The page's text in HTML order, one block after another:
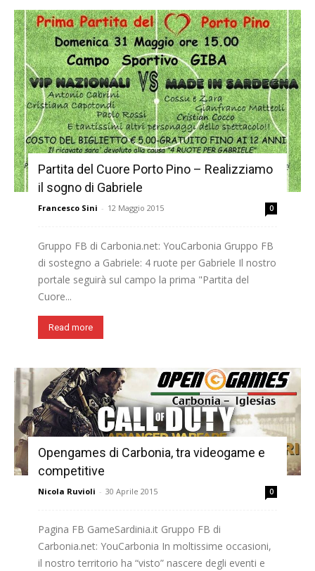
Partita del Cuore Porto Pino – Realizziamo
il sogno di Gabriele
Francesco Sini - 12 Maggio 2015 0
Gruppo FB di Carbonia.net: YouCarbonia Gruppo FB
di sostegno a Gabriele: 4 ruote per Gabriele Il nostro
portale seguirà sul campo la prima "Partita del
Cuore...
Read more
Opengames di Carbonia, tra videogame e
competitive
Nicola Ruvioli - 30 Aprile 2015 0
Pagina FB GameSardinia.it Gruppo FB di
Carbonia.net: YouCarbonia In moltissime occasioni,
il nostro territorio ha “visto” nascere degli eventi e